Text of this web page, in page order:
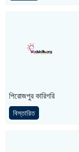
পিরোজপুর কারিগরি
বিস্তারিত